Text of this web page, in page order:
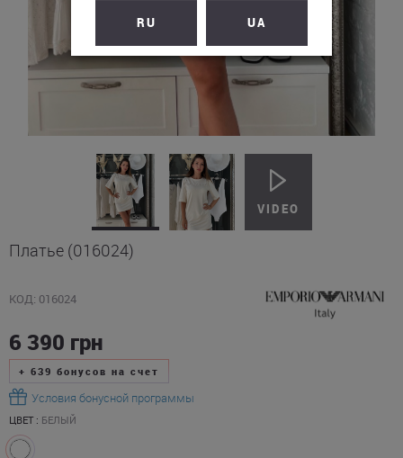
Платье (016024)
КОД: 016024
6 390 грн
+ 639 бонусов на счет
Условия бонусной программы
ЦВЕТ : БЕЛЫЙ
RU UA